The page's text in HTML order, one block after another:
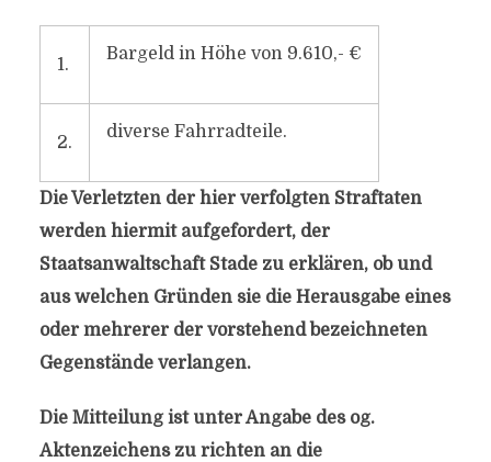
1.
Bargeld in Höhe von 9.610,- €
2.
diverse Fahrradteile.
Die Verletzten der hier verfolgten Straftaten
werden hiermit aufgefordert, der
Staatsanwaltschaft Stade zu erklären, ob und
aus welchen Gründen sie die Herausgabe eines
oder mehrerer der vorstehend bezeichneten
Gegenstände verlangen.
Die Mitteilung ist unter Angabe des og.
Aktenzeichens zu richten an die